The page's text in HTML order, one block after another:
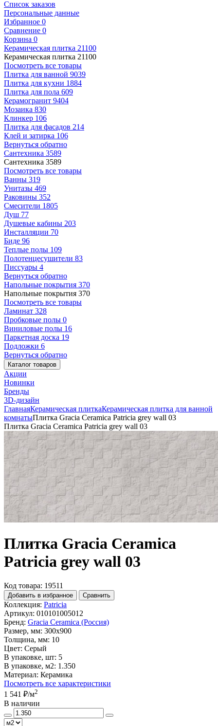
Список заказов
Персональные данные
Избранное 0
Сравнение 0
Корзина 0
Керамическая плитка 21100
Керамическая плитка 21100
Посмотреть все товары
Плитка для ванной 9039
Плитка для кухни 1884
Плитка для пола 609
Керамогранит 9404
Мозаика 830
Клинкер 106
Плитка для фасадов 214
Клей и затирка 106
Вернуться обратно
Сантехника 3589
Сантехника 3589
Посмотреть все товары
Ванны 319
Унитазы 469
Раковины 352
Смесители 1805
Душ 77
Душевые кабины 203
Инсталляции 70
Биде 96
Теплые полы 109
Полотенцесушители 83
Писсуары 4
Вернуться обратно
Напольные покрытия 370
Напольные покрытия 370
Посмотреть все товары
Ламинат 328
Пробковые полы 0
Виниловые полы 16
Паркетная доска 19
Подложки 6
Вернуться обратно
Каталог товаров
Акции
Новинки
Бренды
3D-дизайн
ГлавнаяКерамическая плиткаКерамическая плитка для ванной
комнатыПлитка Gracia Ceramica Patricia grey wall 03
Плитка Gracia Ceramica Patricia grey wall 03
Плитка Gracia Ceramica
Patricia grey wall 03
Код товара: 19511
Добавить в избранное Сравнить
Коллекция: Patricia
Артикул: 010101005012
Бренд: Gracia Ceramica (Россия)
Размер, мм: 300x900
Толщина, мм: 10
Цвет: Серый
В упаковке, шт: 5
В упаковке, м2: 1.350
Материал: Керамика
Посмотреть все характеристики
1 541 ₽/м2
В наличии